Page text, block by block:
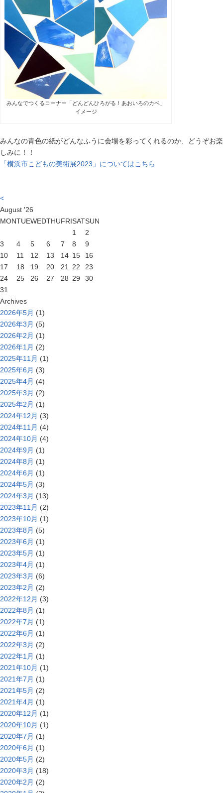
みんなでつくるコーナー「どんどんひろがる！あおいろのカベ」
イメージ
みんなの青色の紙がどんなふうに会場を彩ってくれるのか、どうぞお楽
しみに！！
「横浜市こどもの美術展2023」についてはこちら
<
August '26
MONTUEWEDTHUFRISATSUN
1
2
3
4 5 6 7 8
9
10
11 12 13 14 15
16
17
18 19 20 21 22
23
24
25 26 27 28 29
30
31
Archives
2026年5月 (1)
2026年3月 (5)
2026年2月 (1)
2026年1月 (2)
2025年11月 (1)
2025年6月 (3)
2025年4月 (4)
2025年3月 (2)
2025年2月 (1)
2024年12月 (3)
2024年11月 (4)
2024年10月 (4)
2024年9月 (1)
2024年8月 (1)
2024年6月 (1)
2024年5月 (3)
2024年3月 (13)
2023年11月 (2)
2023年10月 (1)
2023年8月 (5)
2023年6月 (1)
2023年5月 (1)
2023年4月 (1)
2023年3月 (6)
2023年2月 (2)
2022年12月 (3)
2022年8月 (1)
2022年7月 (1)
2022年6月 (1)
2022年3月 (2)
2022年1月 (1)
2021年10月 (1)
2021年7月 (1)
2021年5月 (2)
2021年4月 (1)
2020年12月 (1)
2020年10月 (1)
2020年7月 (1)
2020年6月 (1)
2020年5月 (2)
2020年3月 (18)
2020年2月 (2)